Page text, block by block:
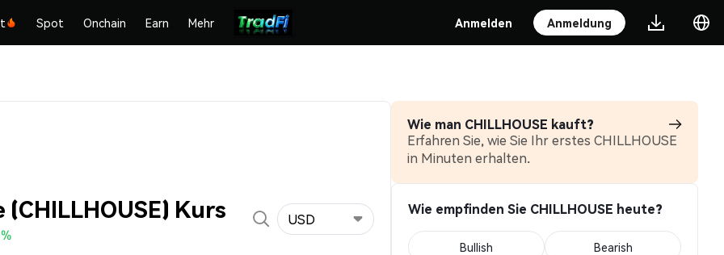
Spot Onchain Earn Mehr Anmelden Anmeldung
(CHILLHOUSE) Kurs USD
Wie man CHILLHOUSE kauft?
Erfahren Sie, wie Sie Ihr erstes CHILLHOUSE
in Minuten erhalten.
Wie empfinden Sie CHILLHOUSE heute?
Bullish Bearish